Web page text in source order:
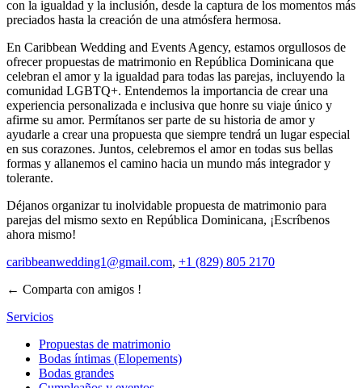
con la igualdad y la inclusión, desde la captura de los momentos más
preciados hasta la creación de una atmósfera hermosa.
En Caribbean Wedding and Events Agency, estamos orgullosos de
ofrecer propuestas de matrimonio en República Dominicana que
celebran el amor y la igualdad para todas las parejas, incluyendo la
comunidad LGBTQ+. Entendemos la importancia de crear una
experiencia personalizada e inclusiva que honre su viaje único y
afirme su amor. Permítanos ser parte de su historia de amor y
ayudarle a crear una propuesta que siempre tendrá un lugar especial
en sus corazones. Juntos, celebremos el amor en todas sus bellas
formas y allanemos el camino hacia un mundo más integrador y
tolerante.
Déjanos organizar tu inolvidable propuesta de matrimonio para
parejas del mismo sexto en República Dominicana, ¡Escríbenos
ahora mismo!
caribbeanwedding1@gmail.com, +1 (829) 805 2170
← Comparta con amigos !
Servicios
Propuestas de matrimonio
Bodas íntimas (Elopements)
Bodas grandes